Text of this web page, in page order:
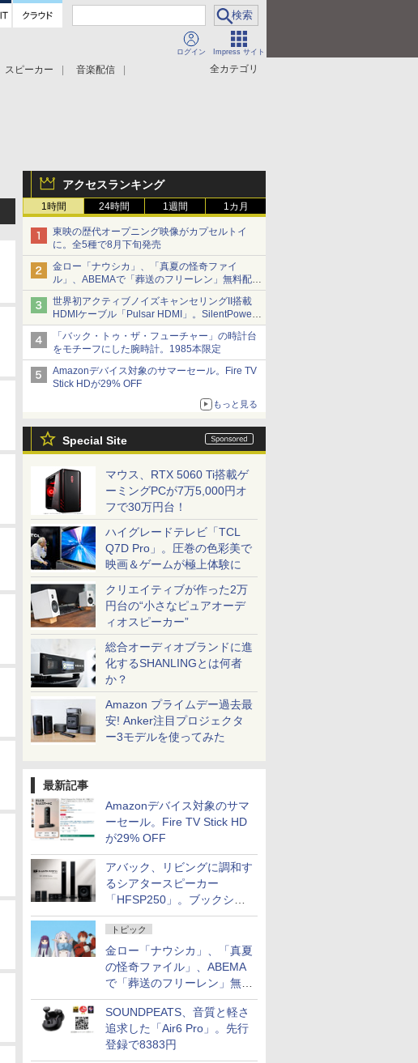
ログイン Impress サイト
全カテゴリ
スピーカー
音楽配信
アクセスランキング
1時間 24時間 1週間 1カ月
東映の歴代オープニング映像がカプセルトイ
に。全5種で8月下旬発売
金ロー「ナウシカ」、「真夏の怪奇ファイ
ル」、ABEMAで「葬送のフリーレン」無料配信
など。夏の特番・配信情報
世界初アクティブノイズキャンセリングII搭載
HDMIケーブル「Pulsar HDMI」。SilentPower
から
「バック・トゥ・ザ・フューチャー」の時計台
をモチーフにした腕時計。1985本限定
Amazonデバイス対象のサマーセール。Fire TV
Stick HDが29% OFF
もっと見る
Special Site
マウス、RTX 5060 Ti搭載ゲ
ーミングPCが7万5,000円オ
フで30万円台！
ハイグレードテレビ「TCL
Q7D Pro」。圧巻の色彩美で
映画＆ゲームが極上体験に
クリエイティブが作った2万
円台の“小さなピュアオーデ
ィオスピーカー”
総合オーディオブランドに進
化するSHANLINGとは何者
か？
Amazon プライムデー過去最
安! Anker注目プロジェクタ
ー3モデルを使ってみた
最新記事
Amazonデバイス対象のサマ
ーセール。Fire TV Stick HD
が29% OFF
アバック、リビングに調和す
るシアタースピーカー
「HFSP250」。ブックシェ
ルフはペア3万円以下
トピック
金ロー「ナウシカ」、「真夏
の怪奇ファイル」、ABEMA
で「葬送のフリーレン」無料
配信など。夏の特番・配信情
報
SOUNDPEATS、音質と軽さ
追求した「Air6 Pro」。先行
登録で8383円